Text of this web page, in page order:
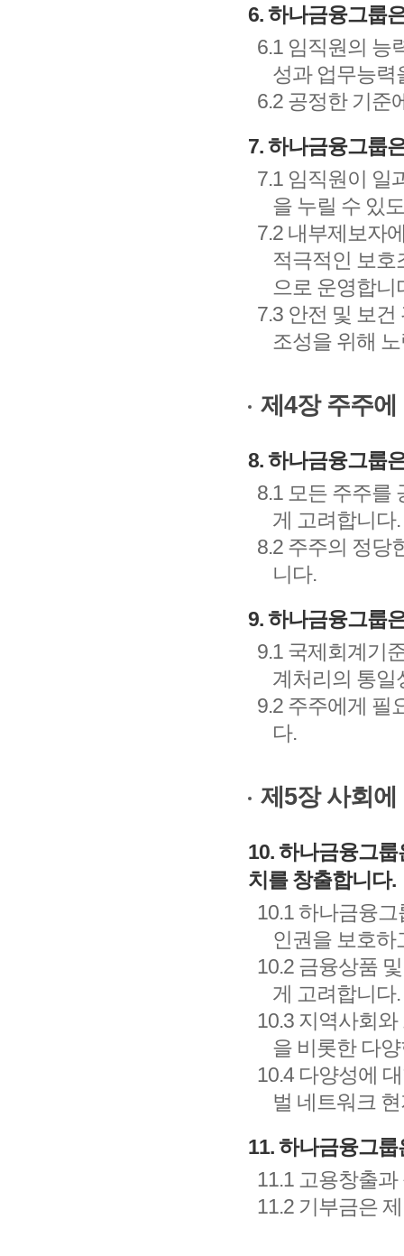
6. 하나금융그룹
6.1 임직원의 능
성과 업무능력
6.2 공정한 기준
7. 하나금융그룹
7.1 임직원이 일
을 누릴 수 있
7.2 내부제보자
적극적인 보호
으로 운영합니
7.3 안전 및 보
조성을 위해
제4장 주주에
8. 하나금융그룹
8.1 모든 주주를
게 고려합니다.
8.2 주주의 정당
니다.
9. 하나금융그룹
9.1 국제회계기
계처리의 통일
9.2 주주에게 필
다.
제5장 사회에
10. 하나금융그
치를 창출합니다.
10.1 하나금융
인권을 보호하
10.2 금융상품
게 고려합니다.
10.3 지역사회
을 비롯한 다
10.4 다양성에
벌 네트워크
11. 하나금융그
11.1 고용창출
11.2 기부금은